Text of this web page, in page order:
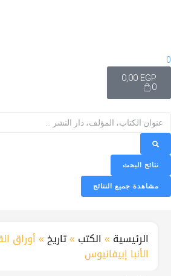
0
0,00 EGP
0
نتائج البحث
مشاهدة جميع النتائج
الرئيسية » الكتب »تاريخ»
الأنبا إبيفانيوس